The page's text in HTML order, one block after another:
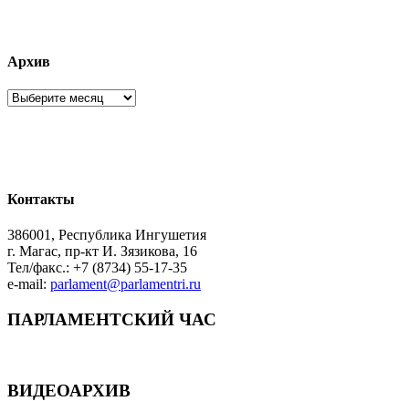
Архив
Архив
Контакты
386001, Республика Ингушетия
г. Магас, пр-кт И. Зязикова, 16
Тел/факс.: +7 (8734) 55-17-35
e-mail: parlament@parlamentri.ru
ПАРЛАМЕНТСКИЙ ЧАС
ВИДЕОАРХИВ